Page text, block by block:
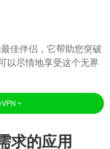
佳伴侣，它帮助您突破
以尽情地享受这个无界
求的应用